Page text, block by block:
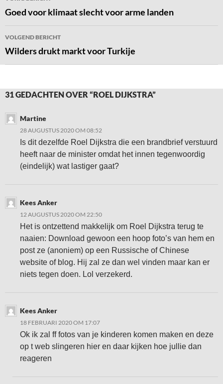
navigatie
Goed voor klimaat slecht voor arme landen
VOLGEND BERICHT
Wilders drukt markt voor Turkije
31 GEDACHTEN OVER “ROEL DIJKSTRA”
Martine
28 AUGUSTUS 2020 OM 08:52
Is dit dezelfde Roel Dijkstra die een brandbrief verstuurd
heeft naar de minister omdat het innen tegenwoordig
(eindelijk) wat lastiger gaat?
Kees Anker
12 AUGUSTUS 2020 OM 22:50
Het is ontzettend makkelijk om Roel Dijkstra terug te
naaien: Download gewoon een hoop foto’s van hem en
post ze (anoniem) op een Russische of Chinese
website of blog. Hij zal ze dan wel vinden maar kan er
niets tegen doen. Lol verzekerd.
Kees Anker
18 FEBRUARI 2020 OM 17:07
Ok ik zal ff fotos van je kinderen komen maken en deze
op t web slingeren hier en daar kijken hoe jullie dan
reageren